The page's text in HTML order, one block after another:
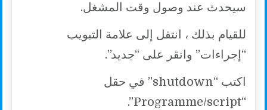
سيحدث عند وصول وقت المشغل.
للقيام بذلك ، انتقل إلى علامة التبويب
“إجراءات” وانقر على “جديد”.
اكتب “shutdown” في حقل
“Programme/script”.